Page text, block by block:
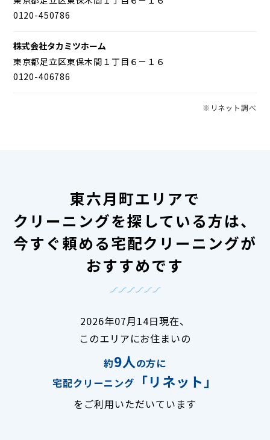
0120-450786
株式会社タカミツホーム
東京都足立区東保木間１丁目６－１６
0120-406786
※リネット調べ
東六月町エリアで
クリーニングを探している方は、
今すぐ頼める宅配クリーニングが
おすすめです
2026年07月14日現在、
このエリアにお住まいの
約9人の方に
宅配クリーニング
「リネット」
をご利用いただいています